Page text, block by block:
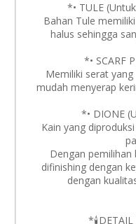
*• TULE
Bahan Tule
halus sehingga
*• SCARF
Memiliki serat
mudah menyerap
*• DIONE
Kain yang
Dengan pemilihan
difinishing dengan
dengan
*🕯️DETAIL